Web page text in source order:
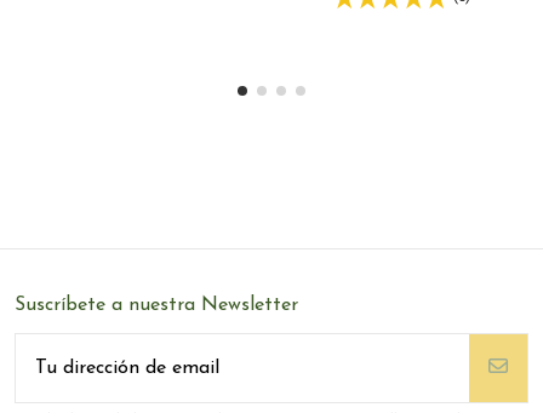
Suscríbete a nuestra Newsletter